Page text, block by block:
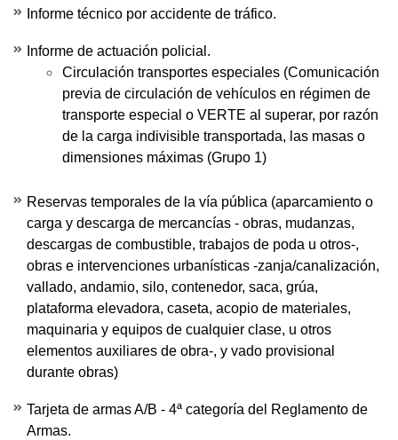
Informe técnico por accidente de tráfico.
Informe de actuación policial.
Circulación transportes especiales (Comunicación
previa de circulación de vehículos en régimen de
transporte especial o VERTE al superar, por razón
de la carga indivisible transportada, las masas o
dimensiones máximas (Grupo 1)
Reservas temporales de la vía pública (aparcamiento o
carga y descarga de mercancías - obras, mudanzas,
descargas de combustible, trabajos de poda u otros-,
obras e intervenciones urbanísticas -zanja/canalización,
vallado, andamio, silo, contenedor, saca, grúa,
plataforma elevadora, caseta, acopio de materiales,
maquinaria y equipos de cualquier clase, u otros
elementos auxiliares de obra-, y vado provisional
durante obras)
Tarjeta de armas A/B - 4ª categoría del Reglamento de
Armas.